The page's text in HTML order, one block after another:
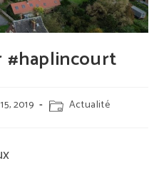
#haplincourt
2019
Post Actualité